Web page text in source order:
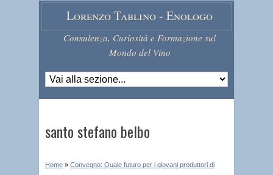
Lorenzo Tablino - Enologo
Consulenza, Curiosità e Formazione sul
Mondo del Vino
santo stefano belbo
Home » Convegno: Quale futuro per i giovani produttori di